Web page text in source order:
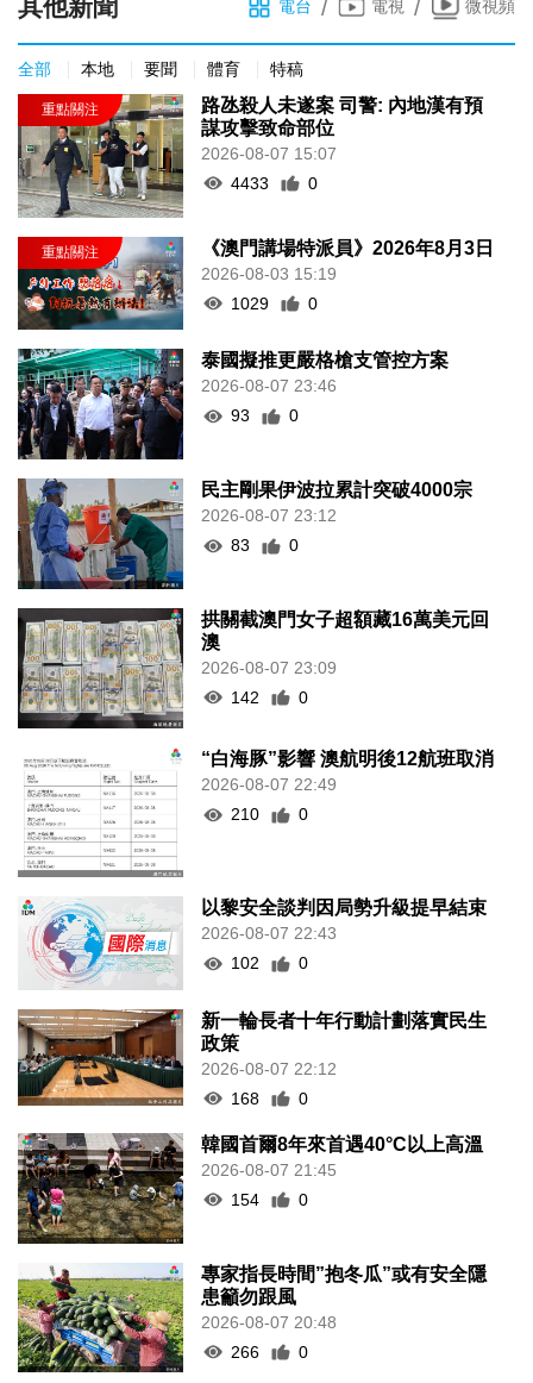
其他新聞 電台 / 電視 / 微視頻
全部 本地 要聞 體育 特稿
路氹殺人未遂案 司警: 內地漢有預
謀攻擊致命部位
2026-08-07 15:07
4433
0
《澳門講場特派員》2026年8月3日
2026-08-03 15:19
1029
0
泰國擬推更嚴格槍支管控方案
2026-08-07 23:46
93
0
民主剛果伊波拉累計突破4000宗
2026-08-07 23:12
83
0
拱關截澳門女子超額藏16萬美元回
澳
2026-08-07 23:09
142
0
“白海豚”影響 澳航明後12航班取消
2026-08-07 22:49
210
0
以黎安全談判因局勢升級提早結束
2026-08-07 22:43
102
0
新一輪長者十年行動計劃落實民生
政策
2026-08-07 22:12
168
0
韓國首爾8年來首遇40°C以上高溫
2026-08-07 21:45
154
0
專家指長時間”抱冬瓜”或有安全隱
患籲勿跟風
2026-08-07 20:48
266
0